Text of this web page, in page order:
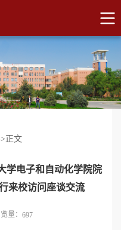
正文
学电子和自动化学院院
来校访问座谈交流
量： 697